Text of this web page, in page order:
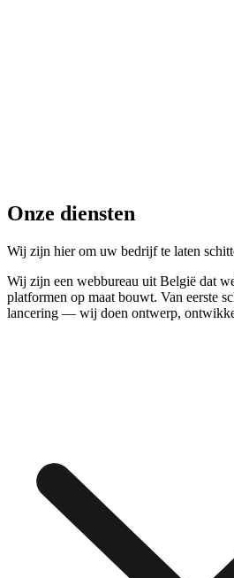
Onze diensten
Wij zijn hier om uw bedrijf te laten
Wij zijn een webbureau uit België dat
platformen op maat bouwt. Van eerste
lancering — wij doen ontwerp,